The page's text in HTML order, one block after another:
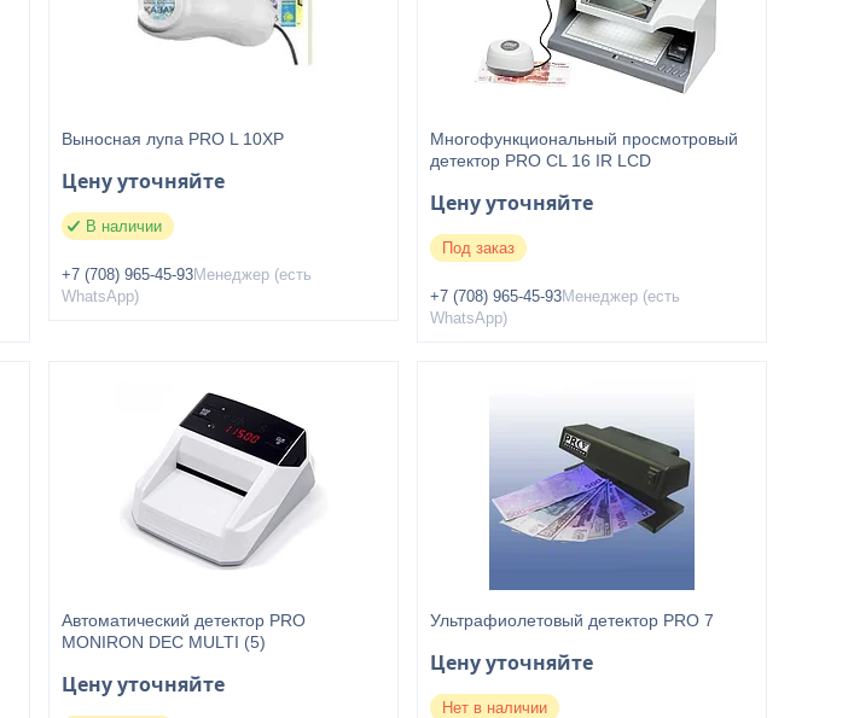
Выносная лупа PRO L 10XP
Цену уточняйте
В наличии
+7 (708) 965-45-93Менеджер (есть
WhatsApp)
Многофункциональный просмотровый
детектор PRO CL 16 IR LCD
Цену уточняйте
Под заказ
+7 (708) 965-45-93Менеджер (есть
WhatsApp)
Автоматический детектор PRO
MONIRON DEC MULTI (5)
Цену уточняйте
Ультрафиолетовый детектор PRO 7
Цену уточняйте
Нет в наличии